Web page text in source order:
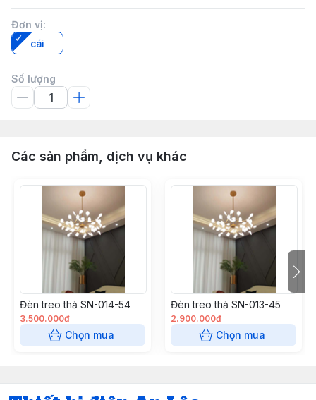
Đơn vị:
cái
Số lượng
Các sản phẩm, dịch vụ khác
Đèn treo thả SN-014-54
3.500.000đ
Chọn mua
Đèn treo thả SN-013-45
2.900.000đ
Chọn mua